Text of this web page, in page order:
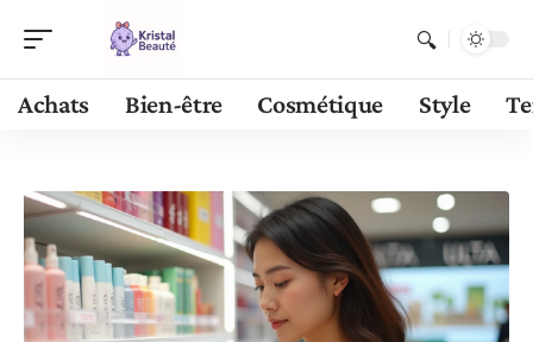
Achats Bien-être Cosmétique Style